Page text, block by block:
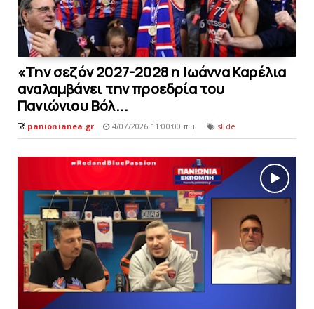
«Την σεζόν 2027-2028 η Ιωάννα Καρέλια
αναλαμβάνει την προεδρία του
Πανιώνιου Βόλ...
panionianea.gr 4/07/2026 11:00:00 π.μ. slide